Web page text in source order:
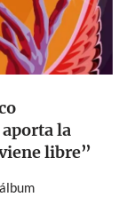
la
libre”